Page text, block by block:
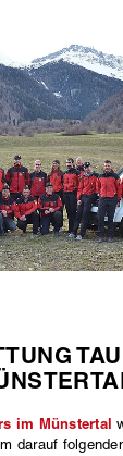
im Münstertal
darauf